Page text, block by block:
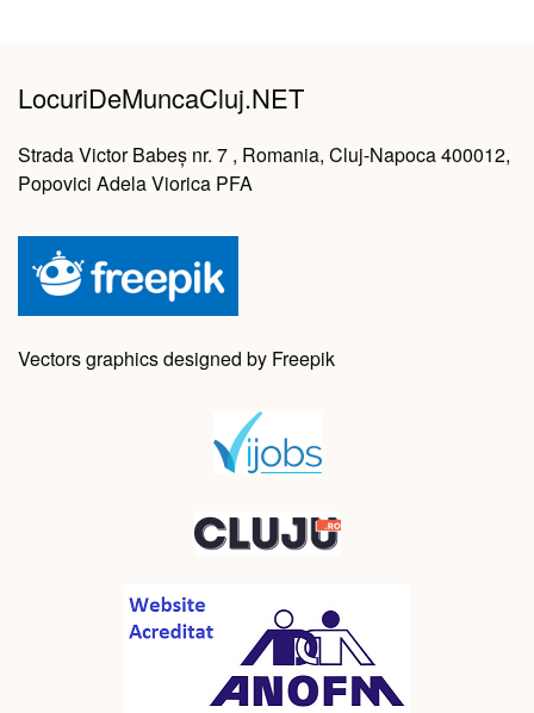
LocuriDeMuncaCluj.NET
Strada Victor Babeș nr. 7 , Romania, Cluj-Napoca 400012,
Popovici Adela Viorica PFA
Vectors graphics designed by Freepik